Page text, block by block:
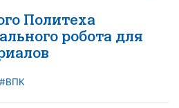
Политеха
робота для
#ВПК